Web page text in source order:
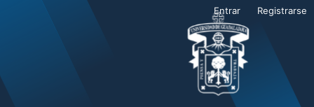
Entrar Registrarse